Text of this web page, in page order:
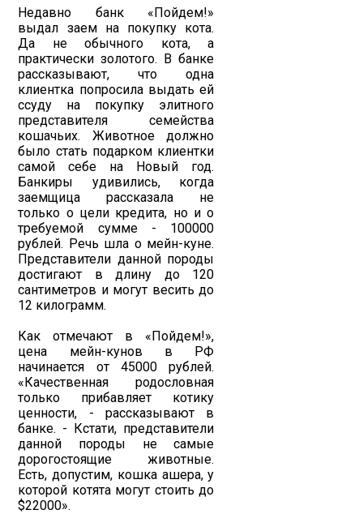
Недавно банк «Пойдем!»
выдал заем на покупку кота.
Да не обычного кота, а
практически золотого. В банке
рассказывают, что одна
клиентка попросила выдать ей
ссуду на покупку элитного
представителя семейства
кошачьих. Животное должно
было стать подарком клиентки
самой себе на Новый год.
Банкиры удивились, когда
заемщица рассказала не
только о цели кредита, но и о
требуемой сумме - 100000
рублей. Речь шла о мейн-куне.
Представители данной породы
достигают в длину до 120
сантиметров и могут весить до
12 килограмм.
Как отмечают в «Пойдем!»,
цена мейн-кунов в РФ
начинается от 45000 рублей.
«Качественная родословная
только прибавляет котику
ценности, - рассказывают в
банке. - Кстати, представители
данной породы не самые
дорогостоящие животные.
Есть, допустим, кошка ашера, у
которой котята могут стоить до
$22000».